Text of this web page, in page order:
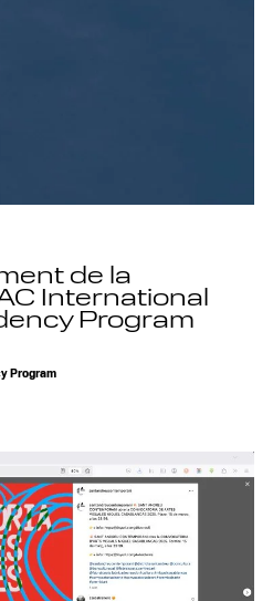
de la
International
Program
Program